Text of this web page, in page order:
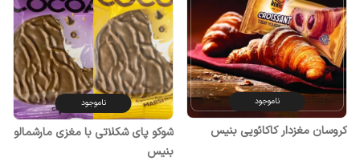
ناموجود
کروسان مغزدار کاکائویی بنیس
ناموجود
شوکو پای شکلاتی با مغزی مارشمالو
بنیس